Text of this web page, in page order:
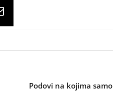
Podovi na kojima